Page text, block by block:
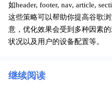
如header, footer, nav, article,
这些策略可以帮助你提高谷歌
意，优化效果会受到多种因素
状况以及用户的设备配置等。
继续阅读